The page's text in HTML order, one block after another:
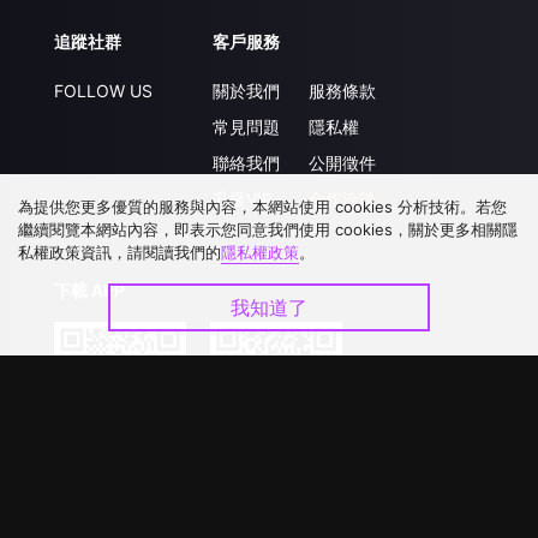
追蹤社群
FOLLOW US
客戶服務
關於我們
常見問題
聯絡我們
升級VIP
服務條款
隱私權
公開徵件
合作洽談
下載 APP
為提供您更多優質的服務與內容，本網站使用 cookies 分析技術。若您
繼續閱覽本網站內容，即表示您同意我們使用 cookies，關於更多相關隱
私權政策資訊，請閱讀我們的隱私權政策。
我知道了